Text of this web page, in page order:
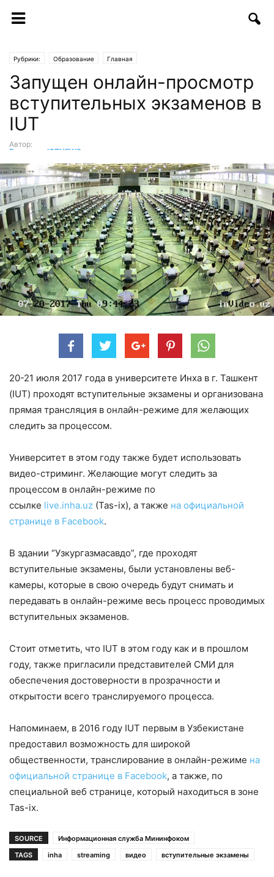
Рубрики: Образование Главная
Запущен онлайн-просмотр
вступительных экзаменов в
IUT
Автор:
Редакция ICTNEWS
20-21 июля 2017 года в университете Инха в г. Ташкент
(IUT) проходят вступительные экзамены и организована
прямая трансляция в онлайн-режиме для желающих
следить за процессом.
Университет в этом году также будет использовать
видео-стриминг. Желающие могут следить за
процессом в онлайн-режиме по
ссылке live.inha.uz (Tas-ix), а также на официальной
странице в Facebook.
В здании “Узкургазмасавдо”, где проходят
вступительные экзамены, были установлены веб-
камеры, которые в свою очередь будут снимать и
передавать в онлайн-режиме весь процесс проводимых
вступительных экзаменов.
Стоит отметить, что IUT в этом году как и в прошлом
году, также пригласили представителей СМИ для
обеспечения достоверности в прозрачности и
открытости всего транслируемого процесса.
Напоминаем, в 2016 году IUT первым в Узбекистане
предоставил возможность для широкой
общественности, транслирование в онлайн-режиме на
официальной странице в Facebook, а также, по
специальной веб странице, который находиться в зоне
Tas-ix.
SOURCE
Информационная служба Мининфоком
TAGS
inha streaming видео вступительные экзамены